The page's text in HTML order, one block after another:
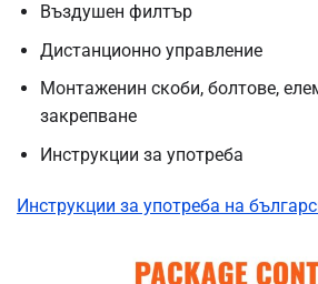
Въздушен филтър
Дистанционно управление
Монтаженин скоби, болтове,
закрепване
Инструкции за употреба
Инструкции за употреба на